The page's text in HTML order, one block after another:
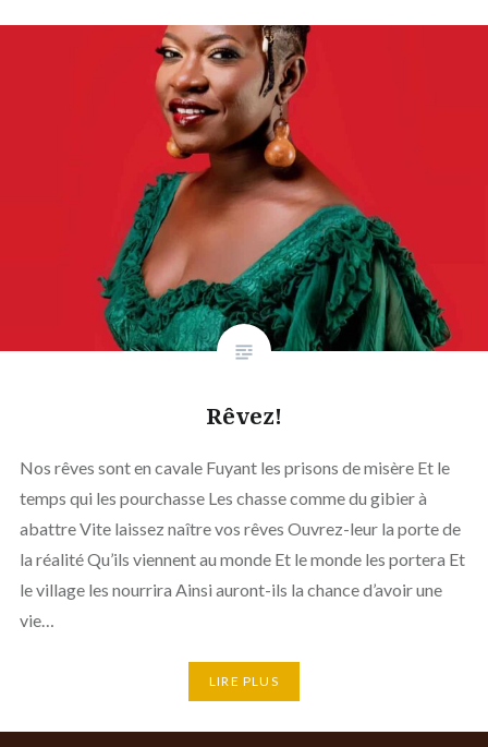
Rêvez!
Nos rêves sont en cavale Fuyant les prisons de misère Et le
temps qui les pourchasse Les chasse comme du gibier à
abattre Vite laissez naître vos rêves Ouvrez-leur la porte de
la réalité Qu’ils viennent au monde Et le monde les portera Et
le village les nourrira Ainsi auront-ils la chance d’avoir une
vie…
LIRE PLUS